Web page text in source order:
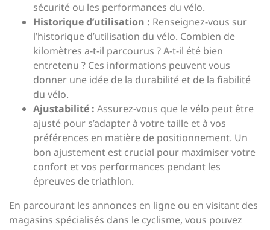
sécurité ou les performances du vélo.
Historique d’utilisation : Renseignez-vous sur
l’historique d’utilisation du vélo. Combien de
kilomètres a-t-il parcourus ? A-t-il été bien
entretenu ? Ces informations peuvent vous
donner une idée de la durabilité et de la fiabilité
du vélo.
Ajustabilité : Assurez-vous que le vélo peut être
ajusté pour s’adapter à votre taille et à vos
préférences en matière de positionnement. Un
bon ajustement est crucial pour maximiser votre
confort et vos performances pendant les
épreuves de triathlon.
En parcourant les annonces en ligne ou en visitant des
magasins spécialisés dans le cyclisme, vous pouvez